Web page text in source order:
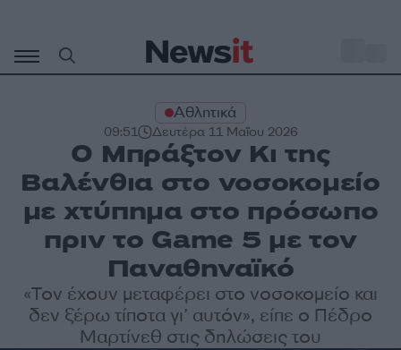
περιεχόμενο
Αθλητικά
09:51 Δευτέρα 11 Μαΐου 2026
Ο Μπράξτον Κι της
Βαλένθια στο νοσοκομείο
με χτύπημα στο πρόσωπο
πριν το Game 5 με τον
Παναθηναϊκό
«Τον έχουν μεταφέρει στο νοσοκομείο και
δεν ξέρω τίποτα γι’ αυτόν», είπε ο Πέδρο
Μαρτίνεθ στις δηλώσεις του